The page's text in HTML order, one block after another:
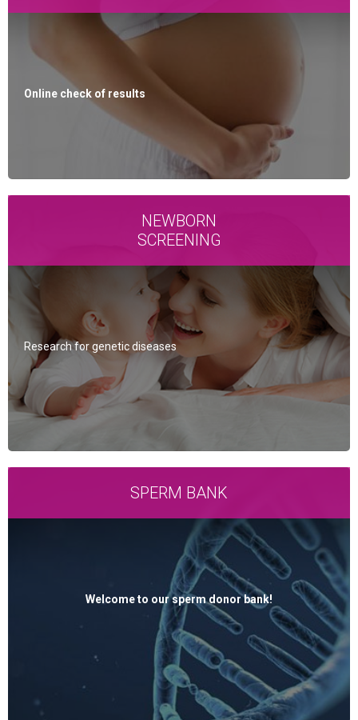
Online check of results
NEWBORN
SCREENING
Research for genetic diseases
SPERM BANK
Welcome to our sperm donor bank!